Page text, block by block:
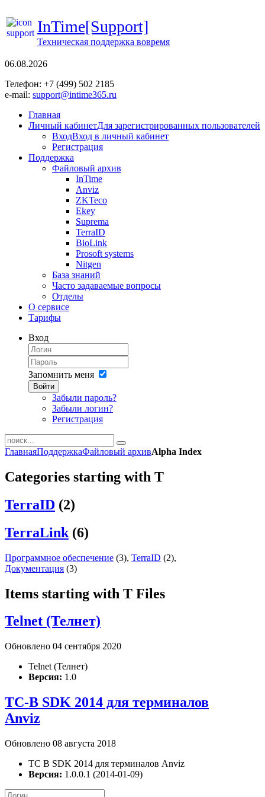
InTime[Support]
Техническая поддержка вовремя
06.08.2026
Телефон: +7 (499) 502 2185
e-mail: support@intime365.ru
Главная
Личный кабинетДля зарегистрированных пользователей
ВходВход в личный кабинет
Регистрация
Поддержка
Файловый архив
InTime
Anviz
ZKTeco
Ekey
Suprema
TerraID
BioLink
Prosoft systems
Nitgen
База знаний
Часто задаваемые вопросы
Отделы
О сервисе
Тарифы
Вход
Запомнить меня
Войти
Забыли пароль?
Забыли логин?
Регистрация
ГлавнаяПоддержкаФайловый архивAlpha Index
Categories starting with T
TerraID (2)
TerraLink (6)
Программное обеспечение (3), TerraID (2),
Документация (3)
Items starting with T Files
Telnet (Телнет)
Обновлено 04 сентября 2020
Telnet (Телнет)
Версия: 1.0
TC-B SDK 2014 для терминалов
Anviz
Обновлено 08 августа 2018
TC B SDK 2014 для терминалов Anviz
Версия: 1.0.0.1 (2014-01-09)